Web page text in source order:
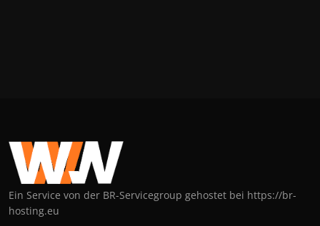
Ein Service von der BR-Servicegroup gehostet bei https://br-
hosting.eu